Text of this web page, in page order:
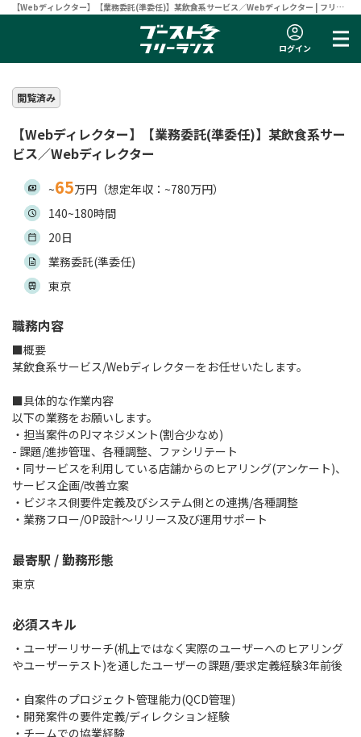
【Webディレクター】【業務委託(準委任)】某飲食系サービス／Webディレクター | フリー
ランスエンジニア向け案件サイト 【ブーストフリーランス】
ログイン
閲覧済み
【Webディレクター】【業務委託(準委任)】某飲食系サー
ビス／Webディレクター
~65万円（想定年収：~780万円）
140~180時間
20日
業務委託(準委任)
東京
職務内容
■概要
某飲食系サービス/Webディレクターをお任せいたします。
■具体的な作業内容
以下の業務をお願いします。
・担当案件のPJマネジメント(割合少なめ)
- 課題/進捗管理、各種調整、ファシリテート
・同サービスを利用している店舗からのヒアリング(アンケート)、
サービス企画/改善立案
・ビジネス側要件定義及びシステム側との連携/各種調整
・業務フロー/OP設計～リリース及び運用サポート
最寄駅 / 勤務形態
東京
必須スキル
・ユーザーリサーチ(机上ではなく実際のユーザーへのヒアリング
やユーザーテスト)を通したユーザーの課題/要求定義経験3年前後
・自案件のプロジェクト管理能力(QCD管理)
・開発案件の要件定義/ディレクション経験
・チームでの協業経験